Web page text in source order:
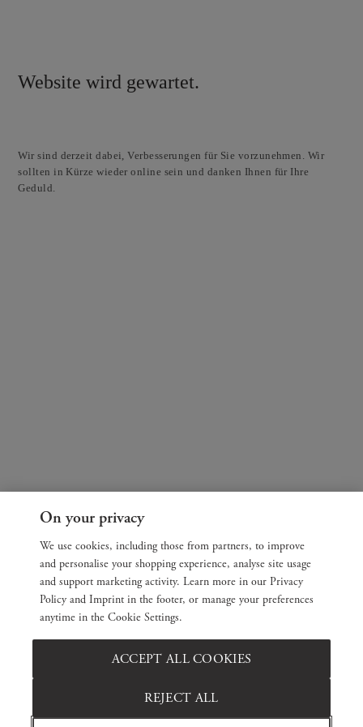
Website wird gewartet.
Wir sind derzeit dabei, Verbesserungen für Sie vorzunehmen. Wir
sollten in Kürze wieder online sein und danken Ihnen für Ihre
Geduld.
On your privacy
We use cookies, including those from partners, to improve
and personalise your shopping experience, analyse site usage
and support marketing activity. Learn more in our Privacy
Policy and Imprint in the footer, or manage your preferences
anytime in the Cookie Settings.
REJECT ALL
ACCEPT ALL COOKIES